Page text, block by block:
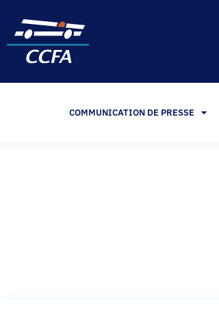
COMMUNICATION DE PRESSE